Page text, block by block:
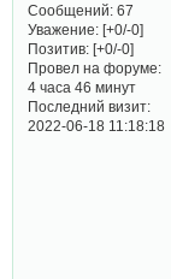
Сообщений:67
Уважение: [+0/-0]
Позитив: [+0/-0]
Провел на форуме:
4 часа 46 минут
Последний визит:
2022-06-18 11:18:18